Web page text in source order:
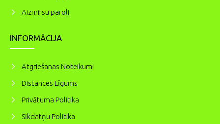
Aizmirsu paroli
INFORMĀCIJA
Atgriešanas Noteikumi
Distances Līgums
Privātuma Politika
Sīkdatņu Politika